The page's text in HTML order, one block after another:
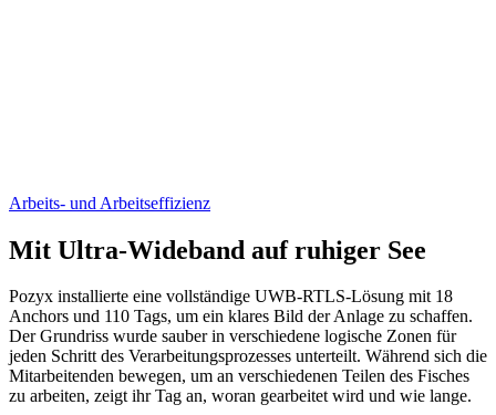
Arbeits- und Arbeitseffizienz
Mit Ultra-Wideband auf ruhiger See
Pozyx installierte eine vollständige UWB-RTLS-Lösung mit 18
Anchors und 110 Tags, um ein klares Bild der Anlage zu schaffen.
Der Grundriss wurde sauber in verschiedene logische Zonen für
jeden Schritt des Verarbeitungsprozesses unterteilt. Während sich die
Mitarbeitenden bewegen, um an verschiedenen Teilen des Fisches
zu arbeiten, zeigt ihr Tag an, woran gearbeitet wird und wie lange.